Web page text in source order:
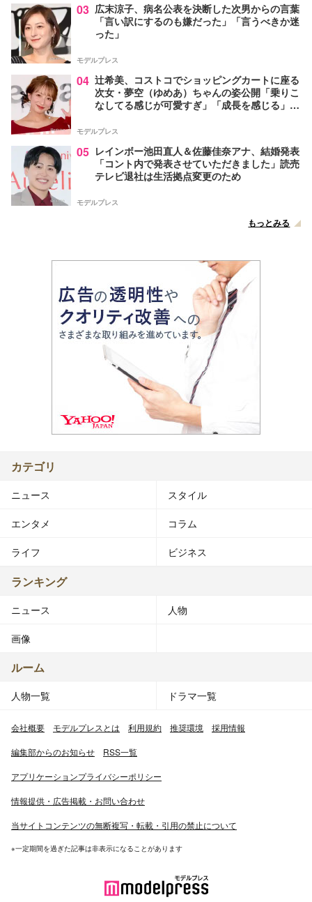
03 広末涼子、病名公表を決断した次男からの言葉
「言い訳にするのも嫌だった」「言うべきか迷
った」
モデルプレス
04 辻希美、コストコでショッピングカートに座る
次女・夢空（ゆめあ）ちゃんの姿公開「乗りこ
なしてる感じが可愛すぎ」「成長を感じる」の
モデルプレス
05 レインボー池田直人＆佐藤佳奈アナ、結婚発表
「コント内で発表させていただきました」読売
テレビ退社は生活拠点変更のため
モデルプレス
もっとみる
カテゴリ
ニュース スタイル
エンタメ コラム
ライフ ビジネス
ランキング
ニュース 人物
画像
ルーム
人物一覧 ドラマ一覧
会社概要 モデルプレスとは 利用規約 推奨環境 採用情報
編集部からのお知らせ RSS一覧
アプリケーションプライバシーポリシー
情報提供・広告掲載・お問い合わせ
当サイトコンテンツの無断複写・転載・引用の禁止について
※一定期間を過ぎた記事は非表示になることがあります